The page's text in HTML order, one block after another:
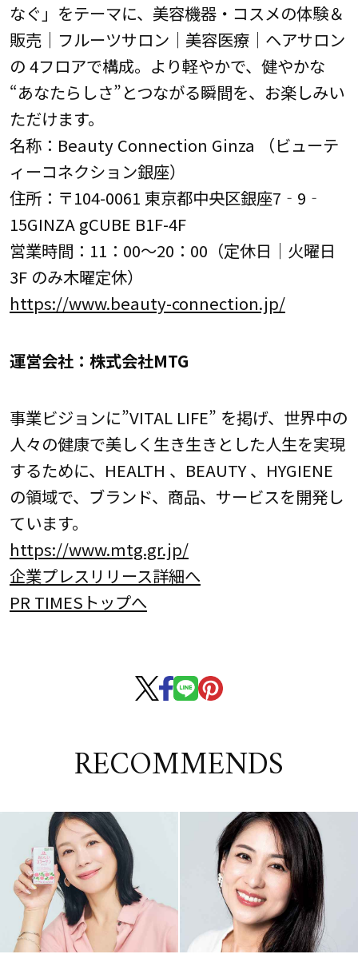
なぐ」をテーマに、美容機器・コスメの体験＆
販売｜フルーツサロン｜美容医療｜ヘアサロン
の 4フロアで構成。より軽やかで、健やかな
“あなたらしさ”とつながる瞬間を、お楽しみい
ただけます。
名称：Beauty Connection Ginza （ビューテ
ィーコネクション銀座）
住所：〒104-0061 東京都中央区銀座7‐9‐
15GINZA gCUBE B1F-4F
営業時間：11：00～20：00（定休日｜火曜日
3F のみ木曜定休）
https://www.beauty-connection.jp/
運営会社：株式会社MTG
事業ビジョンに”VITAL LIFE” を掲げ、世界中の
人々の健康で美しく生き生きとした人生を実現
するために、HEALTH 、BEAUTY 、HYGIENE
の領域で、ブランド、商品、サービスを開発し
ています。
https://www.mtg.gr.jp/
企業プレスリリース詳細へ
PR TIMESトップへ
RECOMMENDS